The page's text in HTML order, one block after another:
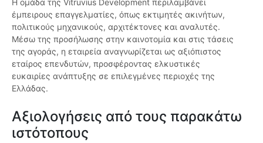
Η ομάδα της Vitruvius Development περιλαμβάνει
έμπειρους επαγγελματίες, όπως εκτιμητές ακινήτων,
πολιτικούς μηχανικούς, αρχιτέκτονες και αναλυτές.
Μέσω της προσήλωσης στην καινοτομία και στις τάσεις
της αγοράς, η εταιρεία αναγνωρίζεται ως αξιόπιστος
εταίρος επενδυτών, προσφέροντας ελκυστικές
ευκαιρίες ανάπτυξης σε επιλεγμένες περιοχές της
Ελλάδας.
Αξιολογήσεις από τους παρακάτω
ιστότοπους